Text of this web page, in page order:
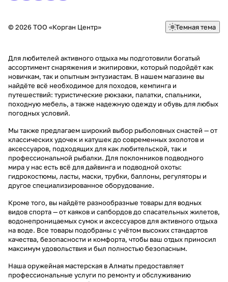
© 2026 ТОО «Корган Центр» Темная тема
Для любителей активного отдыха мы подготовили богатый
ассортимент снаряжения и экипировки, который подойдёт как
новичкам, так и опытным энтузиастам. В нашем магазине вы
найдёте всё необходимое для походов, кемпинга и
путешествий: туристические рюкзаки, палатки, спальники,
походную мебель, а также надежную одежду и обувь для любых
погодных условий.
Мы также предлагаем широкий выбор рыболовных снастей — от
классических удочек и катушек до современных эхолотов и
аксессуаров, подходящих для как любительской, так и
профессиональной рыбалки. Для поклонников подводного
мира у нас есть всё для дайвинга и подводной охоты:
гидрокостюмы, ласты, маски, трубки, баллоны, регуляторы и
другое специализированное оборудование.
Кроме того, вы найдёте разнообразные товары для водных
видов спорта — от каяков и сапбордов до спасательных жилетов,
водонепроницаемых сумок и аксессуаров для активного отдыха
на воде. Все товары подобраны с учётом высоких стандартов
качества, безопасности и комфорта, чтобы ваш отдых приносил
максимум удовольствия и был полностью безопасным.
Наша оружейная мастерская в Алматы предоставляет
профессиональные услуги по ремонту и обслуживанию